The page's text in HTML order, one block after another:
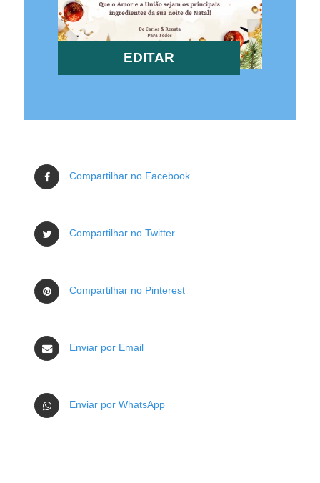
EDITAR
Compartilhar no Facebook
Compartilhar no Twitter
Compartilhar no Pinterest
Enviar por Email
Enviar por WhatsApp